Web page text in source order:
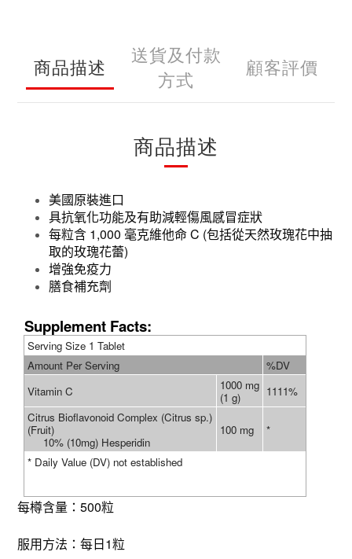
商品描述
送貨及付款
方式
顧客評價
商品描述
美國原裝進口
具抗氧化功能及有助減輕傷風感冒症狀
每粒含 1,000 毫克維他命 C (包括從天然玫瑰花中抽
取的玫瑰花蕾)
增強免疫力
膳食補充劑
Supplement Facts:
Serving Size 1 Tablet
Amount Per Serving
%DV
Vitamin C
1000 mg
(1 g)
1111%
Citrus Bioflavonoid Complex (Citrus sp.)
(Fruit)
10% (10mg) Hesperidin
100 mg *
* Daily Value (DV) not established
每樽含量：500粒
服用方法：每日1粒